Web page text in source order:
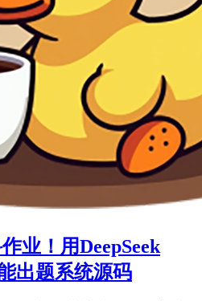
业！用DeepSeek
出题系统源码